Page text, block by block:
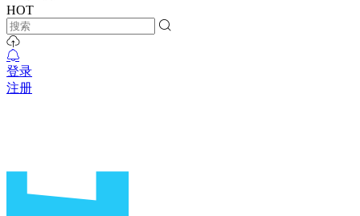
HOT
登录
注册